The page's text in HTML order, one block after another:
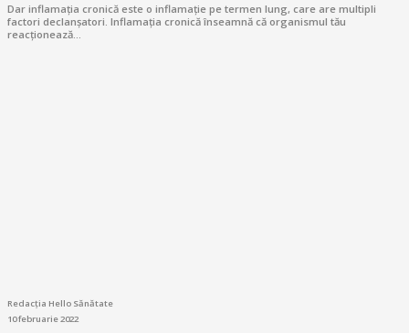
Dar inflamația cronică este o inflamație pe termen lung, care are multipli
factori declanșatori. Inflamația cronică înseamnă că organismul tău
reacționează…
Redacția Hello Sănătate
10 februarie 2022